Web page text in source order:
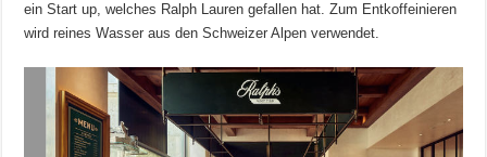
ein Start up, welches Ralph Lauren gefallen hat. Zum Entkoffeinieren
wird reines Wasser aus den Schweizer Alpen verwendet.